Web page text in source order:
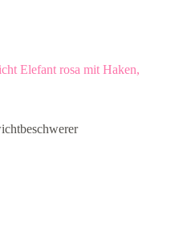
Elefant rosa mit Haken,